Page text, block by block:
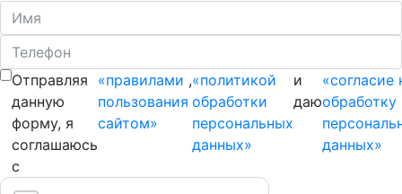
Отправляя
данную
форму, я
соглашаюсь
с
«правилами
пользования
сайтом»
,«политикой
обработки
персональных
данных»
и
даю
«согласие
обработку
данных»